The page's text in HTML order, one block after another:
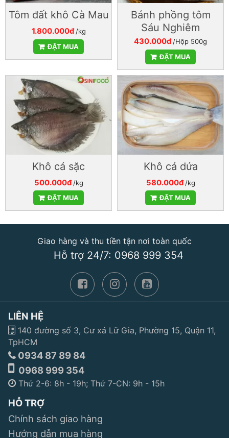
Tôm đất khô Cà Mau
1.800.000đ /kg
ĐẶT MUA
Bánh phồng tôm
Sáu Nghiêm
430.000đ/Hộp 500g
ĐẶT MUA
Khô cá sặc
500.000đ /kg
ĐẶT MUA
Khô cá dứa
580.000đ /kg
ĐẶT MUA
Giao hàng và thu tiền tận nơi toàn quốc
Hỗ trợ 24/7: 0968 999 354
LIÊN HỆ
140 đường số 3, Cư xá Lữ Gia, Phường 15, Quận 11,
TpHCM
0934 87 89 84
0968 999 354
Thứ 2-6: 8h - 19h; Thứ 7-CN: 9h - 15h
HỖ TRỢ
Chính sách giao hàng
Hướng dẫn mua hàng